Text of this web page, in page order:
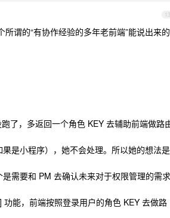
13
谓的“有协作经验的多年老前端”能说出来的
了，多返回一个角色 KEY 去辅助前端做路
是小程序），她不会处理。所以她的想法是
需要和 PM 去确认未来对于权限管理的需求
能，前端按照登录用户的角色 KEY 去做路